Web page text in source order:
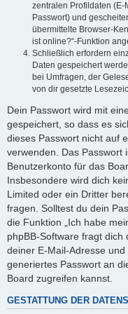
zentralen Profildaten (E-
Passwort) und
übermittelte Browser-
ist online?“-Funktion
Schließlich erfordern
Daten gespeichert
bei Umfragen, der
von dir gesetzte
Dein Passwort wird mit
gespeichert, so dass es
dieses Passwort nicht auf
verwenden. Das Passwort
Benutzerkonto für das
Insbesondere wird dich
Limited oder ein Dritter
fragen. Solltest du dein
die Funktion „Ich habe
phpBB-Software fragt
deiner E-Mail-Adresse
generiertes Passwort an
Board zugreifen kannst.
GESTATTUNG DER